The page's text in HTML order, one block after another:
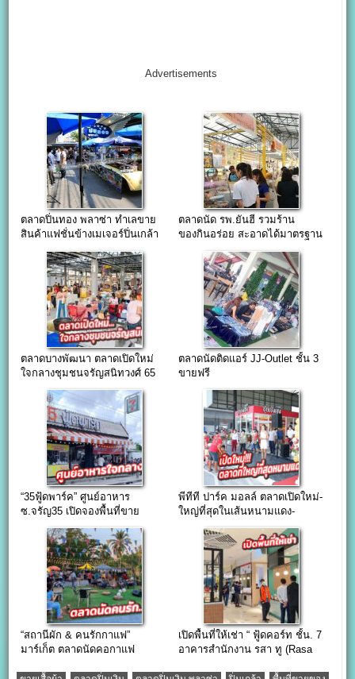
Advertisements
ตลาดปิ่นทอง พลาซ่า ทำเลขาย
สินค้าแฟชั่นข้างเมเจอร์ปิ่นเกล้า
ตลาดนัด รพ.ยันฮี รวมร้าน
ของกินอร่อย สะอาดได้มาตรฐาน
ตลาดบางพัฒนา ตลาดเปิดใหม่
ใจกลางชุมชนจรัญสนิทวงศ์ 65
ตลาดนัดติดแอร์ JJ-Outlet ชั้น 3
ขายฟรี
“35ฟู้ดพาร์ค” ศูนย์อาหาร
ซ.จรัญ35 เปิดจองพื้นที่ขาย
พีทีที ปาร์ค มอลล์ ตลาดเปิดใหม่-
ใหญ่ที่สุดในเส้นหนามแดง-
“สถานีผัก & คนรักกาแฟ”
มาร์เก็ต ตลาดนัดคอกาแฟ
เปิดพื้นที่ให้เช่า “ ฟู้ดคอร์ท ชั้น. 7
อาคารสำนักงาน รสา ทู (Rasa